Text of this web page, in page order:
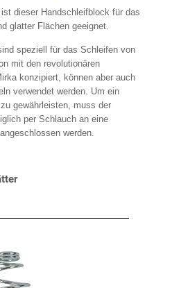
dieser Handschleifblock für das
glatter Flächen geeignet.
speziell für das Schleifen von
mit den revolutionären
konzipiert, können aber auch
verwendet werden. Um ein
gewährleisten, muss der
per Schlauch an eine
werden.